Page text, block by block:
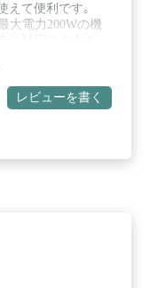
えて便利です｡
大電力200Wの機
トパソコン(50W)
携帯電話(12W)
約8.5-12時間使用
】Jackeryポータ
シガーソケット、
光を利用してエコ
しており、充電に
【高い安全性】当
要な認証を取得し
レビューを書く